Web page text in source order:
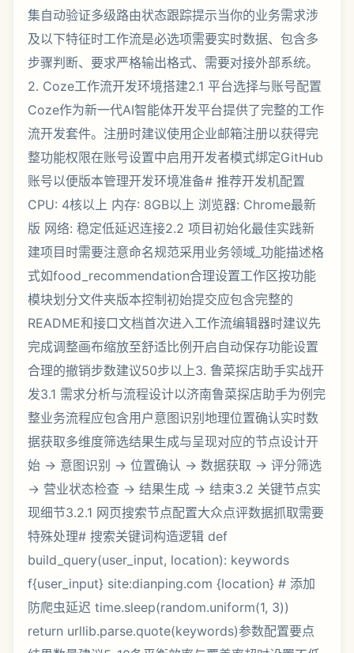
集自动验证多级路由状态跟踪提示当你的业务需求涉
及以下特征时工作流是必选项需要实时数据、包含多
步骤判断、要求严格输出格式、需要对接外部系统。
2. Coze工作流开发环境搭建2.1 平台选择与账号配置
Coze作为新一代AI智能体开发平台提供了完整的工作
流开发套件。注册时建议使用企业邮箱注册以获得完
整功能权限在账号设置中启用开发者模式绑定GitHub
账号以便版本管理开发环境准备# 推荐开发机配置
CPU: 4核以上 内存: 8GB以上 浏览器: Chrome最新
版 网络: 稳定低延迟连接2.2 项目初始化最佳实践新
建项目时需要注意命名规范采用业务领域_功能描述格
式如food_recommendation合理设置工作区按功能
模块划分文件夹版本控制初始提交应包含完整的
README和接口文档首次进入工作流编辑器时建议先
完成调整画布缩放至舒适比例开启自动保存功能设置
合理的撤销步数建议50步以上3. 鲁菜探店助手实战开
发3.1 需求分析与流程设计以济南鲁菜探店助手为例完
整业务流程应包含用户意图识别地理位置确认实时数
据获取多维度筛选结果生成与呈现对应的节点设计开
始 → 意图识别 → 位置确认 → 数据获取 → 评分筛选
→ 营业状态检查 → 结果生成 → 结束3.2 关键节点实
现细节3.2.1 网页搜索节点配置大众点评数据抓取需要
特殊处理# 搜索关键词构造逻辑 def
build_query(user_input, location): keywords
f{user_input} site:dianping.com {location} # 添加
防爬虫延迟 time.sleep(random.uniform(1, 3))
return urllib.parse.quote(keywords)参数配置要点